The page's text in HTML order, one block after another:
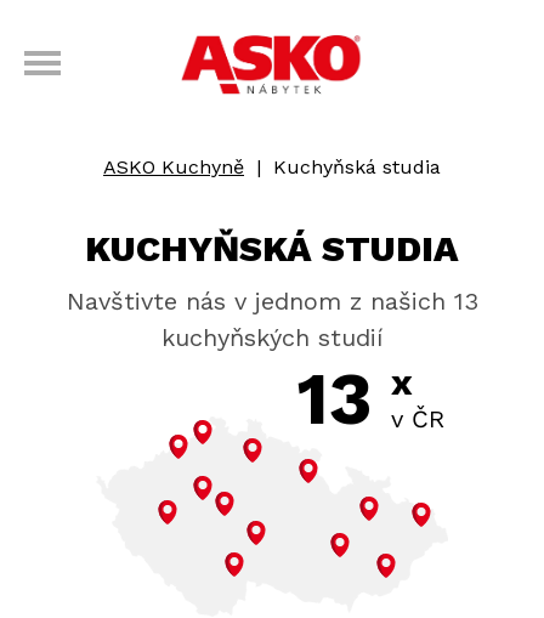
ASKO Kuchyně | Kuchyňská studia
KUCHYŇSKÁ STUDIA
Navštivte nás v jednom z našich 13
kuchyňských studií
13 x
v ČR